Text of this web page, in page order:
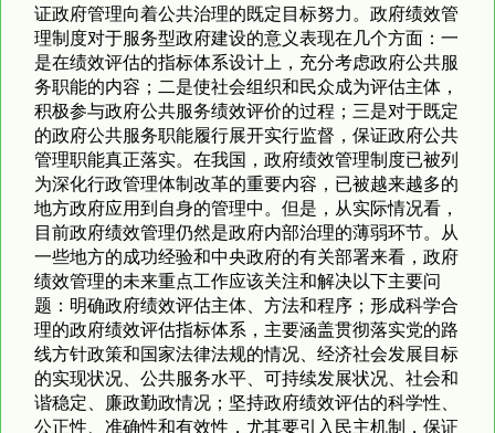
证政府管理向着公共治理的既定目标努力。政府绩效管
理制度对于服务型政府建设的意义表现在几个方面：一
是在绩效评估的指标体系设计上，充分考虑政府公共服
务职能的内容；二是使社会组织和民众成为评估主体，
积极参与政府公共服务绩效评价的过程；三是对于既定
的政府公共服务职能履行展开实行监督，保证政府公共
管理职能真正落实。在我国，政府绩效管理制度已被列
为深化行政管理体制改革的重要内容，已被越来越多的
地方政府应用到自身的管理中。但是，从实际情况看，
目前政府绩效管理仍然是政府内部治理的薄弱环节。从
一些地方的成功经验和中央政府的有关部署来看，政府
绩效管理的未来重点工作应该关注和解决以下主要问
题：明确政府绩效评估主体、方法和程序；形成科学合
理的政府绩效评估指标体系，主要涵盖贯彻落实党的路
线方针政策和国家法律法规的情况、经济社会发展目标
的实现状况、公共服务水平、可持续发展状况、社会和
谐稳定、廉政勤政情况；坚持政府绩效评估的科学性、
公正性、准确性和有效性，尤其要引入民主机制，保证